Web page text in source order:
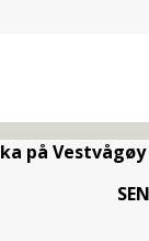
på